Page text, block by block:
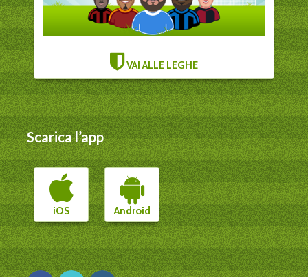
VAI ALLE LEGHE
Scarica l’app
iOS Android